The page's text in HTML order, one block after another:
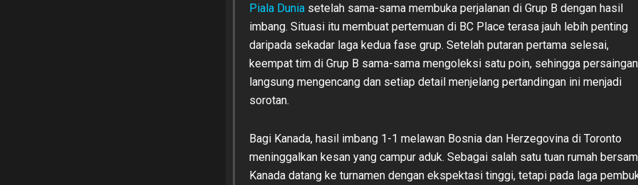
Piala Dunia setelah sama-sama membuka perjalanan di Grup B dengan hasil
imbang. Situasi itu membuat pertemuan di BC Place terasa jauh lebih penting
daripada sekadar laga kedua fase grup. Setelah putaran pertama selesai,
keempat tim di Grup B sama-sama mengoleksi satu poin, sehingga persaingan
langsung mengencang dan setiap detail menjelang pertandingan ini menjadi
sorotan.
Bagi Kanada, hasil imbang 1-1 melawan Bosnia dan Herzegovina di Toronto
meninggalkan kesan yang campur aduk. Sebagai salah satu tuan rumah
Kanada datang ke turnamen dengan ekspektasi tinggi, tetapi pada laga